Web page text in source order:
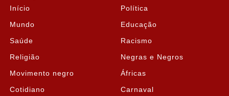
Início Política
Mundo Educação
Saúde Racismo
Religião Negras e Negros
Movimento negro Áfricas
Cotidiano Carnaval